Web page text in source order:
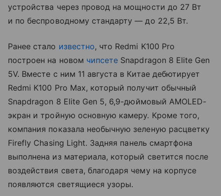
устройства через провод на мощности до 27 Вт
и по беспроводному стандарту — до 22,5 Вт.
Ранее стало известно, что Redmi K100 Pro
построен на новом чипсете Snapdragon 8 Elite Gen
5V. Вместе с ним 11 августа в Китае дебютирует
Redmi K100 Pro Max, который получит обычный
Snapdragon 8 Elite Gen 5, 6,9-дюймовый AMOLED-
экран и тройную основную камеру. Кроме того,
компания показала необычную зеленую расцветку
Firefly Chasing Light. Задняя панель смартфона
выполнена из материала, который светится после
воздействия света, благодаря чему на корпусе
появляются светящиеся узоры.